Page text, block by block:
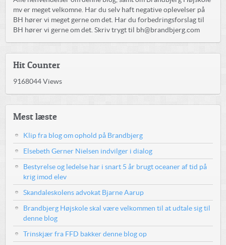
mv er meget velkomne. Har du selv haft negative oplevelser på
BH hører vi meget gerne om det. Har du forbedringsforslag til
BH hører vi gerne om det. Skriv trygt til bh@brandbjerg.com
Hit Counter
9168044Views
Mest læste
Klip fra blog om ophold på Brandbjerg
Elsebeth Gerner Nielsen indvilger i dialog
Bestyrelse og ledelse har i snart 5 år brugt oceaner af tid på
krig imod elev
Skandaleskolens advokat Bjarne Aarup
Brandbjerg Højskole skal være velkommen til at udtale sig til
denne blog
Trinskjær fra FFD bakker denne blog op